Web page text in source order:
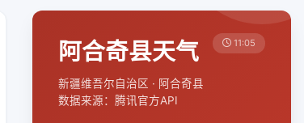
阿合奇县天气
新疆维吾尔自治区 · 阿合奇县
数据来源：腾讯官方API
11:05